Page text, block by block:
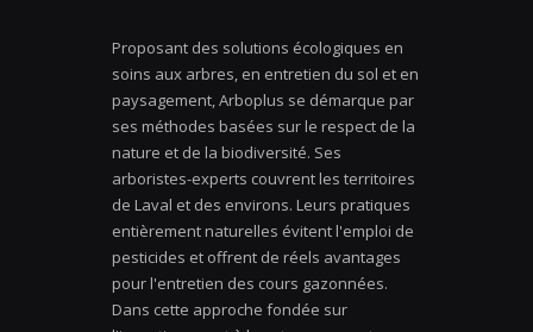
Proposant des solutions écologiques en
soins aux arbres, en entretien du sol et en
paysagement, Arboplus se démarque par
ses méthodes basées sur le respect de la
nature et de la biodiversité. Ses
arboristes-experts couvrent les territoires
de Laval et des environs. Leurs pratiques
entièrement naturelles évitent l'emploi de
pesticides et offrent de réels avantages
pour l'entretien des cours gazonnées.
Dans cette approche fondée sur